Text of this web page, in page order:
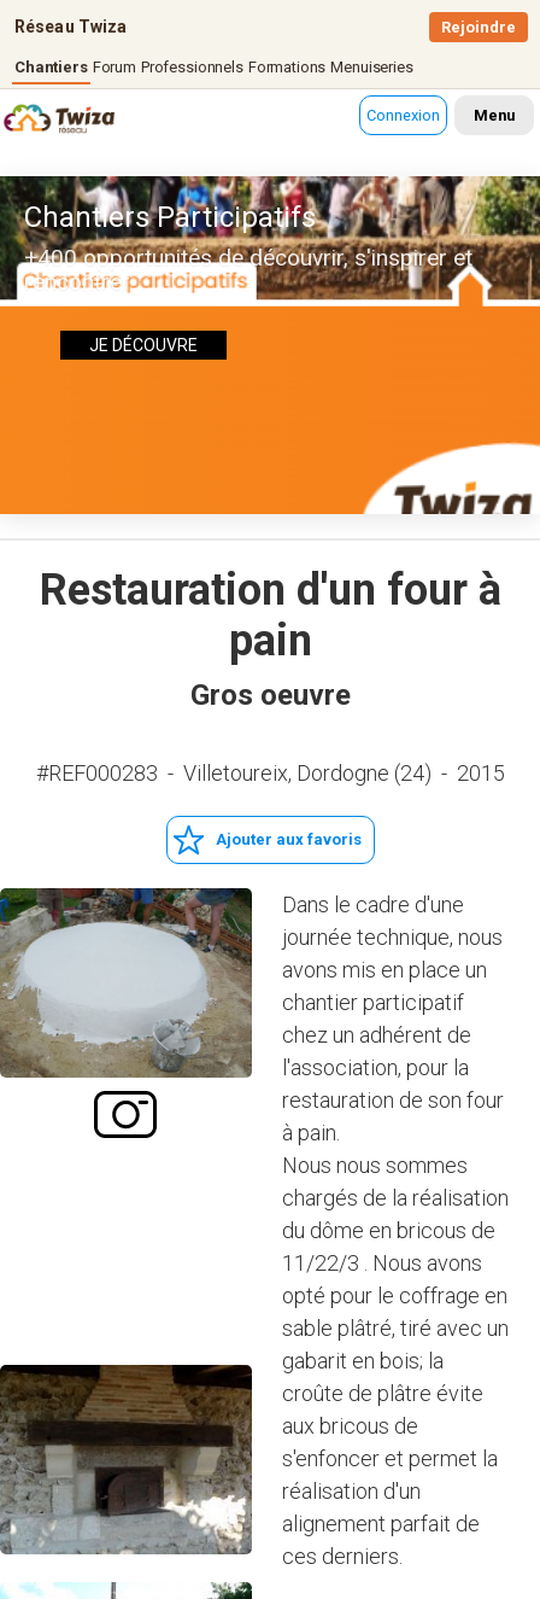
Réseau Twiza
Chantiers Forum Professionnels Formations Menuiseries
Rejoindre
Connexion Menu
Chantiers Participatifs
+400 opportunités de découvrir, s'inspirer et
rencontrer
JE DÉCOUVRE
Restauration d'un four à
pain
Gros oeuvre
#REF000283 - Villetoureix, Dordogne (24) - 2015
Ajouter aux favoris
Dans le cadre d'une
journée technique, nous
avons mis en place un
chantier participatif
chez un adhérent de
l'association, pour la
restauration de son four
à pain.
Nous nous sommes
chargés de la réalisation
du dôme en bricous de
11/22/3 . Nous avons
opté pour le coffrage en
sable plâtré, tiré avec un
gabarit en bois; la
croûte de plâtre évite
aux bricous de
s'enfoncer et permet la
réalisation d'un
alignement parfait de
ces derniers.